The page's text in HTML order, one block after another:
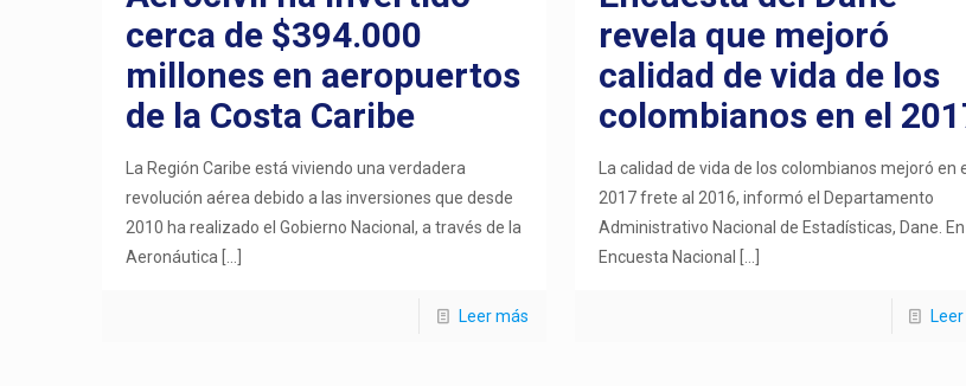
cerca de $394.000
millones en aeropuertos
de la Costa Caribe
La Región Caribe está viviendo una verdadera
revolución aérea debido a las inversiones que desde
2010 ha realizado el Gobierno Nacional, a través de la
Aeronáutica
Leer más
revela que mejoró
calidad de vida de los
colombianos en el
La calidad de vida de los colombianos mejoró en
2017 frete al 2016, informó el Departamento
Administrativo Nacional de Estadísticas, Dane. En
Encuesta Nacional